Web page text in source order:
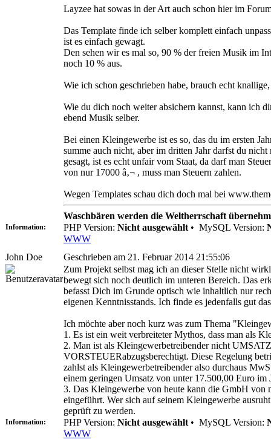
Layzee hat sowas in der Art auch schon hier im
Das Template finde ich selber komplett einfach
ist es einfach gewagt.
Den sehen wir es mal so, 90 % der freien Musik im
noch 10 % aus.
Wie ich schon geschrieben habe, brauch echt
Wie du dich noch weiter absichern kannst, kann ich
ebend Musik selber.
Bei einen Kleingewerbe ist es so, das du im ersten
summe auch nicht, aber im dritten Jahr darfst du
gesagt, ist es echt unfair vom Staat, da darf man
von nur 17000 â‚¬ , muss man Steuern zahlen.
Wegen Templates schau dich doch mal bei
Waschbären werden die Weltherrschaft
Information: PHP Version: Nicht ausgewählt • MySQL Version:
WWW
John Doe
Geschrieben am 21. Februar 2014 21:55:06
Zum Projekt selbst mag ich an dieser Stelle nicht
bewegt sich noch deutlich im unteren Bereich. Das
befasst Dich im Grunde optisch wie inhaltlich nur
eigenen Kenntnisstands. Ich finde es jedenfalls gut
Ich möchte aber noch kurz was zum Thema
1. Es ist ein weit verbreiteter Mythos, dass man als
2. Man ist als Kleingewerbetreibender nicht
VORSTEUERabzugsberechtigt. Diese Regelung
zahlst als Kleingewerbetreibender also durchaus
einem geringen Umsatz von unter 17.500,00 Euro im
3. Das Kleingewerbe von heute kann die GmbH von
eingeführt. Wer sich auf seinem Kleingewerbe
geprüft zu werden.
Information: PHP Version: Nicht ausgewählt • MySQL Version:
WWW